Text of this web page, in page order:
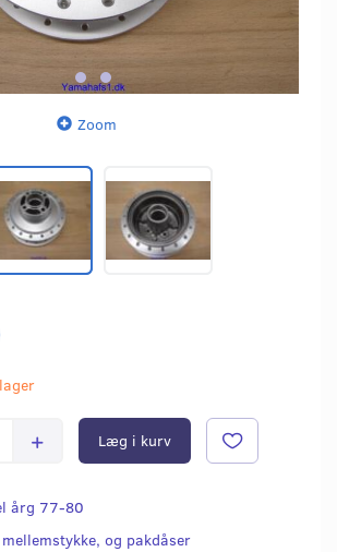
Zoom
Læg i kurv
årg 77-80
og pakdåser